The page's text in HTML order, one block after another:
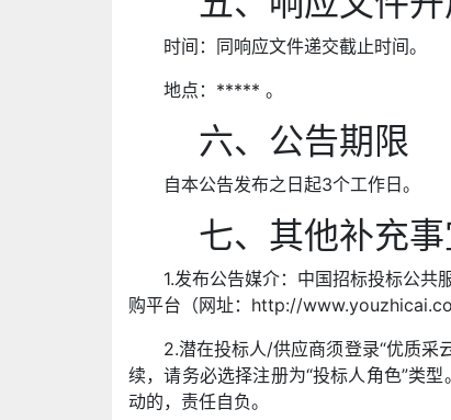
时间：同响应文件递交截止时间。
地点：***** 。
六、公告期限
自本公告发布之日起3个工作日。
七、其他补充事
1.发布公告媒介：中国招标投标公
购平台（网址：http://
2.潜在投标人/供应商须登录“优质采
续，请务必选择注册为“投标人角色”类
动的，责任自负。